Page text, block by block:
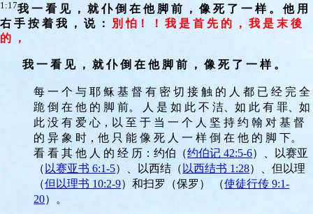
1:17我 一 看 见 ， 就 仆 倒 在 他 脚 前 ， 像 死 了 一 样 。 他 用
右 手 按 着 我 ， 说 ：
別 怕！ ！ 我 是 首 先 的 ， 我 是 末 後
的 ，
我 一 看 见 ， 就 仆 倒 在 他 脚 前 ， 像 死 了 一 样 。
每 一 个 与 耶 稣 基 督 有 密 切 接 触 的 人 都 已 经 完 全
跪 倒 在 他 的 脚 前。 人 是 如 此 不 洁、如 此 有 罪、如
此 没 有 爱 心，以 至 于 当 一 个 人 坚 持 约 翰 对 基 督
的 异 象 时，他 只 能 像 死 人 一 样 倒 在 他 的 脚 下。
看 看 其 他 人 的 经 历：约伯（约伯记 42:5-6）、以赛亚
（ 以赛亚书 6:1-5）、以西结（ 以西结书 1:28）、但以理
（但以理书 10:2-9）和扫罗（保罗） （使徒行传 9:1-
20）。